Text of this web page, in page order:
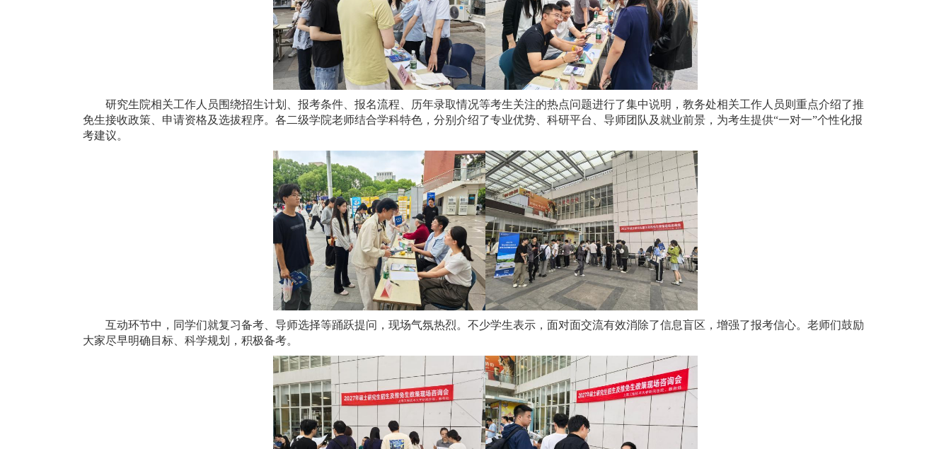
研究生院相关工作人员围绕招生计划、报考条件、报名流程、历年录取情况等考生关注的热点问题进行了集中说明， 教务处相关工作人员则 重点介绍了推
免生接收政策、申请资格及选拔程序。各二级学院老师结合学科特色，分别介绍了专业优势、科研平台、导师团队及就业前景，为考生提供“一对一”个性化报
考建议。
互动环节中，同学们就复习备考、导师选择等踊跃提问，现场气氛热烈。不少学生表示，面对面交流有效消除了信息盲区，增强了报考信心。老师们鼓励
大家尽早明确目标、科学规划，积极备考。